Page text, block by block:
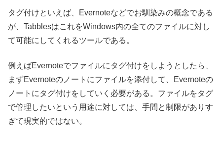
タグ付けといえば、Evernoteなどでお馴染みの概念である
が、TabblesはこれをWindows内の全てのファイルに対し
て可能にしてくれるツールである。
例えばEvernoteでファイルにタグ付けをしようとしたら、
まずEvernoteのノートにファイルを添付して、Evernoteの
ノートにタグ付けをしていく必要がある。ファイルをタグ
で管理したいという用途に対しては、手間と制限がありす
ぎて現実的ではない。